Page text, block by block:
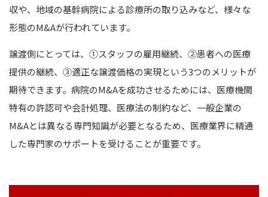
収や、地域の基幹病院による診療所の取り込みなど、様々な
形態のM&Aが行われています。
譲渡側にとっては、①スタッフの雇用継続、②患者への医療
提供の継続、③適正な譲渡価格の実現という3つのメリットが
期待できます。 病院のM&Aを成功させるためには、医療機関
特有の許認可や会計処理、医療法の制約など、一般企業の
M&Aとは異なる専門知識が必要となるため、医療業界に精通
した専門家のサポートを受けることが重要です。